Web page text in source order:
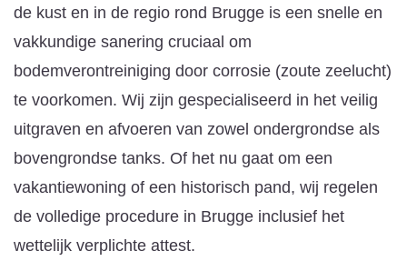
de kust en in de regio rond Brugge is een snelle en
vakkundige sanering cruciaal om
bodemverontreiniging door corrosie (zoute zeelucht)
te voorkomen. Wij zijn gespecialiseerd in het veilig
uitgraven en afvoeren van zowel ondergrondse als
bovengrondse tanks. Of het nu gaat om een
vakantiewoning of een historisch pand, wij regelen
de volledige procedure in Brugge inclusief het
wettelijk verplichte attest.